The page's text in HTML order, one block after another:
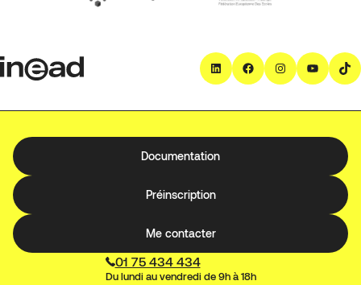
LinkedIn
Facebook
Documentation
Préinscription
Me contacter
01 75 434 434
Du lundi au vendredi de 9h à 18h